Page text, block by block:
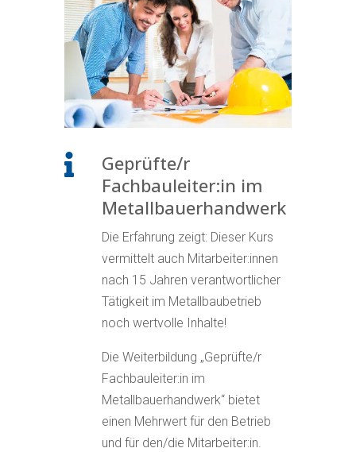

Geprüfte/r
Fachbauleiter:in im
Metallbauerhandwerk
Die Erfahrung zeigt: Dieser Kurs
vermittelt auch Mitarbeiter:innen
nach 15 Jahren verantwortlicher
Tätigkeit im Metallbaubetrieb
noch wertvolle Inhalte!
Die Weiterbildung „Geprüfte/r
Fachbauleiter:in im
Metallbauerhandwerk“ bietet
einen Mehrwert für den Betrieb
und für den/die Mitarbeiter:in.